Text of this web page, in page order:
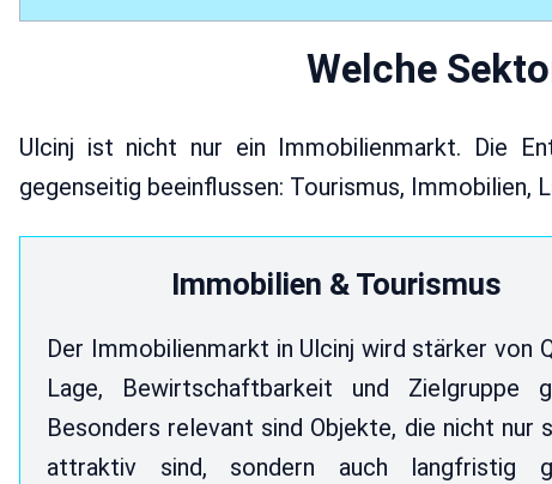
Welche
Ulcinj ist nicht nur ein Immobilienmarkt. Die
gegenseitig beeinflussen: Tourismus,
Immobilien & Tourismus
Der Immobilienmarkt in Ulcinj wird stärker von
Lage, Bewirtschaftbarkeit und Zielgruppe
Besonders relevant sind Objekte, die nicht nur
attraktiv sind, sondern auch langfristig